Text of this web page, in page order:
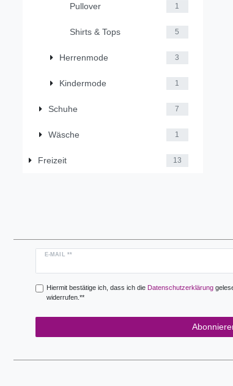
Pullover 1
Shirts & Tops 5
Herrenmode 3
Kindermode 1
Schuhe 7
Wäsche 1
Freizeit 13
E-MAIL **
Newsletter
Hiermit bestätige ich, dass ich die Daten­schutz­erklärung
widerrufen.**